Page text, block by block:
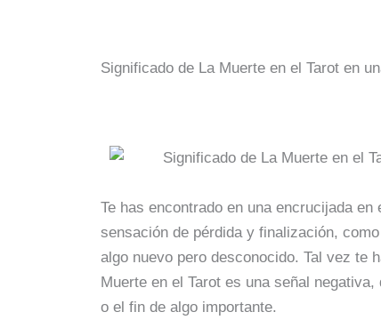
Significado de La Muerte en el Tarot en
Te has encontrado en una encrucijada
sensación de pérdida y finalización,
algo nuevo pero desconocido. Tal vez te
Muerte en el Tarot es una señal
o el fin de algo importante.